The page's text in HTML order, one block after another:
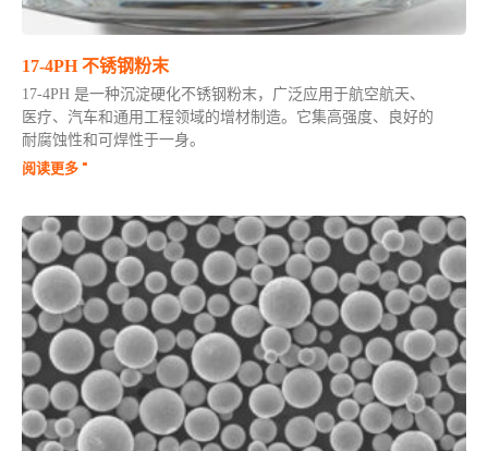
17-4PH 不锈钢粉末
17-4PH 是一种沉淀硬化不锈钢粉末，广泛应用于航空航天、
医疗、汽车和通用工程领域的增材制造。它集高强度、良好的
耐腐蚀性和可焊性于一身。
阅读更多 "